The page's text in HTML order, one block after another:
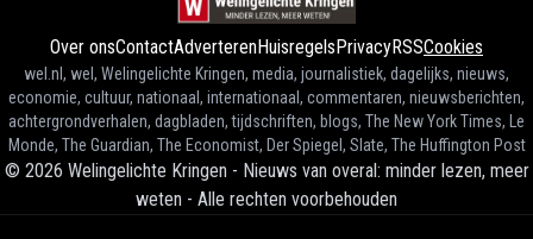
Over onsContactAdverterenHuisregelsPrivacyRSSCookies
wel.nl, wel, Welingelichte Kringen, media, journalistiek, dagelijks, nieuws,
economie, cultuur, nationaal, internationaal, commentaren, nieuwsberichten,
achtergrondverhalen, dagbladen, tijdschriften, blogs, The New York Times, Le
Monde, The Guardian, The Economist, Der Spiegel, Slate, The Huffington Post
© 2026 Welingelichte Kringen - Nieuws van overal: minder lezen, meer
weten - Alle rechten voorbehouden